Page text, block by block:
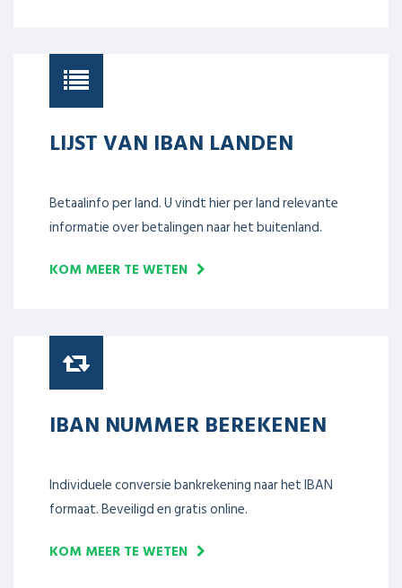
LIJST VAN IBAN LANDEN
Betaalinfo per land. U vindt hier per land relevante
informatie over betalingen naar het buitenland.
KOM MEER TE WETEN
IBAN NUMMER BEREKENEN
Individuele conversie bankrekening naar het IBAN
formaat. Beveiligd en gratis online.
KOM MEER TE WETEN